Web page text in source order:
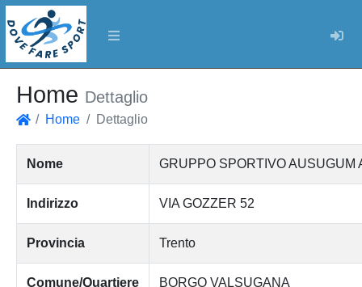
Home Dettaglio
Home Dettaglio
Nome GRUPPO SPORTIVO AUSUGUM
Indirizzo VIA GOZZER 52
Provincia Trento
Comune/Quartiere BORGO VALSUGANA